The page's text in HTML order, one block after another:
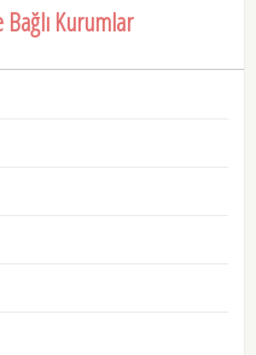
Kurumlar